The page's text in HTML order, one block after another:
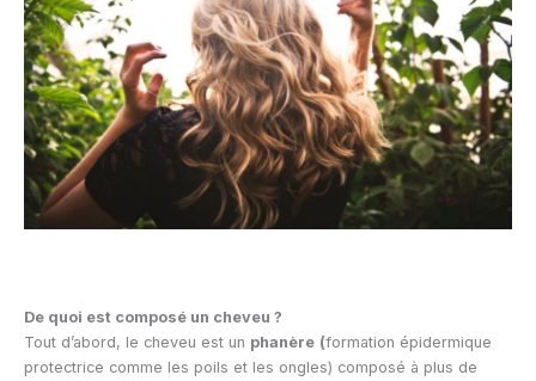
De quoi est composé un cheveu ?
Tout d’abord, le cheveu est un phanère (formation épidermique
protectrice comme les poils et les ongles) composé à plus de